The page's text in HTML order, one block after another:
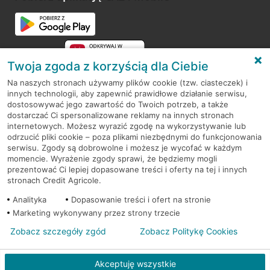
RODO
Regulamin serwisu
Mapa serwisu
PolitykaCookies
© 2026 Credit Agricole Bank Polska S.A. Wszelkie prawa zastrzeżone
Twoja zgoda z korzyścią dla Ciebie
Na naszych stronach używamy plików cookie (tzw. ciasteczek) i
innych technologii, aby zapewnić prawidłowe działanie serwisu,
dostosowywać jego zawartość do Twoich potrzeb, a także
dostarczać Ci spersonalizowane reklamy na innych stronach
internetowych. Możesz wyrazić zgodę na wykorzystywanie lub
odrzucić pliki cookie – poza plikami niezbędnymi do funkcjonowania
serwisu. Zgody są dobrowolne i możesz je wycofać w każdym
momencie. Wyrażenie zgody sprawi, że będziemy mogli
prezentować Ci lepiej dopasowane treści i oferty na tej i innych
stronach Credit Agricole.
Analityka
Dopasowanie treści i ofert na stronie
Marketing wykonywany przez strony trzecie
Akceptuję wszystkie
Zobacz szczegóły zgód Zobacz Politykę Cookies